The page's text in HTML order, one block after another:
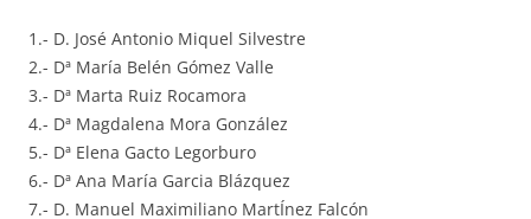
1.- D. José Antonio Miquel Silvestre
2.- Dª María Belén Gómez Valle
3.- Dª Marta Ruiz Rocamora
4.- Dª Magdalena Mora González
5.- Dª Elena Gacto Legorburo
6.- Dª Ana María Garcia Blázquez
7.- D. Manuel Maximiliano MartÍnez Falcón